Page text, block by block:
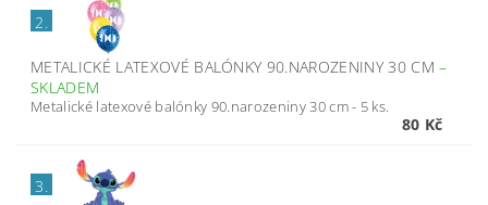
2.
METALICKÉ LATEXOVÉ BALÓNKY 90.NAROZENINY 30 CM–
SKLADEM
Metalické latexové balónky 90.narozeniny 30 cm - 5 ks.
80 Kč
3.